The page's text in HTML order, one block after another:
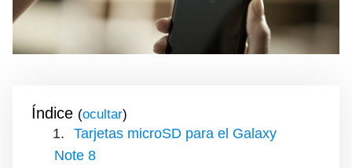
Índice ( )
Tarjetas microSD para el Galaxy
Note 8